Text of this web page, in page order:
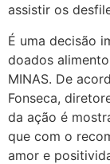
assistir os
É uma decisão
doados
MINAS. De
Fonseca,
da ação é
que com o
amor e